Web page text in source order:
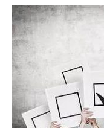
Lengua
Inglés
Religión